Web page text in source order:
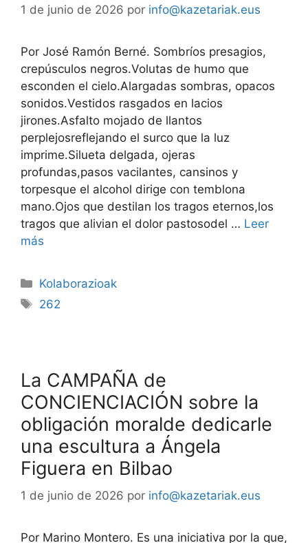
1 de junio de 2026 por info@kazetariak.eus
Por José Ramón Berné. Sombríos presagios,
crepúsculos negros.Volutas de humo que
esconden el cielo.Alargadas sombras, opacos
sonidos.Vestidos rasgados en lacios
jirones.Asfalto mojado de llantos
perplejosreflejando el surco que la luz
imprime.Silueta delgada, ojeras
profundas,pasos vacilantes, cansinos y
torpesque el alcohol dirige con temblona
mano.Ojos que destilan los tragos eternos,los
tragos que alivian el dolor pastosodel … Leer
más
Kolaborazioak
262
La CAMPAÑA de
CONCIENCIACIÓN sobre la
obligación moralde dedicarle
una escultura a Ángela
Figuera en Bilbao
1 de junio de 2026 por info@kazetariak.eus
Por Marino Montero. Es una iniciativa por la que,